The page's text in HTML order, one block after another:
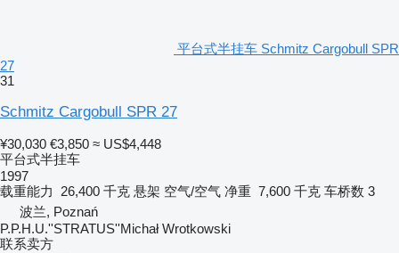
平台式半挂车 Schmitz Cargobull SPR
27
31
Schmitz Cargobull SPR 27
¥30,030 €3,850 ≈ US$4,448
平台式半挂车
1997
载重能力
26,400 千克 悬架 空气/空气 净重 7,600 千克 车桥数 3
波兰, Poznań
P.P.H.U.''STRATUS''Michał Wrotkowski
联系卖方